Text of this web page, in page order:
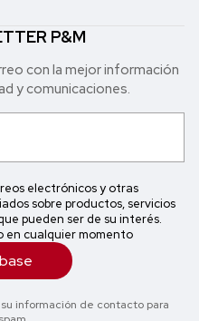
P&M
con la mejor in formación
y comunicaciones.
electrónicos y otras
sobre productos, servicios
pueden ser de su interés.
en cualquier momento
información de contacto para